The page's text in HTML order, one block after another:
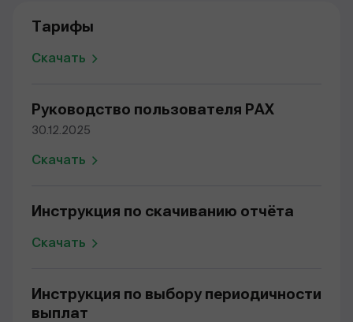
Тарифы
Скачать
Руководство пользователя PAX
30.12.2025
Скачать
Инструкция по скачиванию отчёта
Скачать
Инструкция по выбору периодичности
выплат